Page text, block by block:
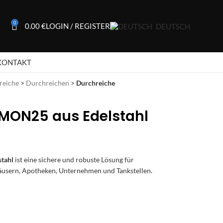
0 0.00€LOGIN / REGISTER DEUTSCH
> Durchreichen > Durchreiche
aus Edelstahl
ist eine sichere und robuste Lösung für
Apotheken, Unternehmen und Tankstellen.